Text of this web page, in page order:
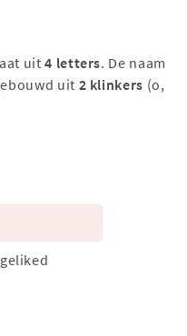
uit4 letters. De naam
uit 2 klinkers (o,